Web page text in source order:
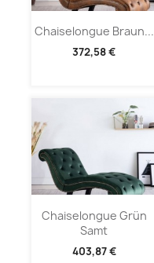
Chaiselongue Braun...
372,58 €
Chaiselongue Grün
Samt
403,87 €